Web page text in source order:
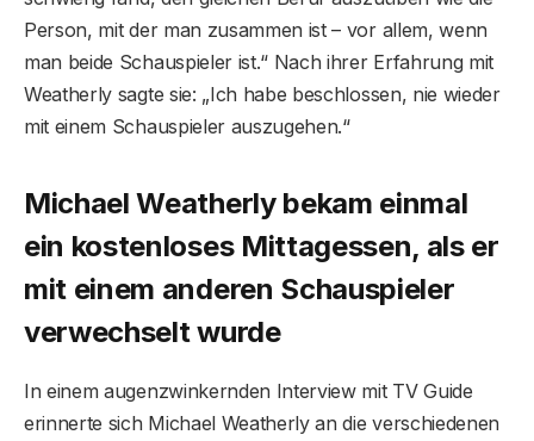
Person, mit der man zusammen ist – vor allem, wenn
man beide Schauspieler ist.“ Nach ihrer Erfahrung mit
Weatherly sagte sie: „Ich habe beschlossen, nie wieder
mit einem Schauspieler auszugehen.“
Michael Weatherly bekam einmal
ein kostenloses Mittagessen, als er
mit einem anderen Schauspieler
verwechselt wurde
In einem augenzwinkernden Interview mit TV Guide
erinnerte sich Michael Weatherly an die verschiedenen